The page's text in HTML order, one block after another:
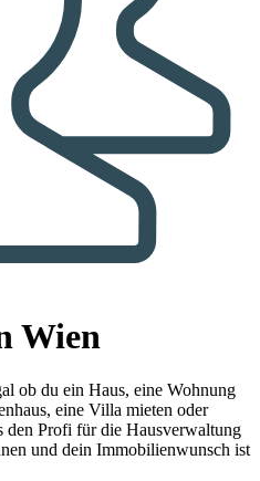
Wien
ob du ein Haus, eine Wohnung
eine Villa mieten oder
den Profi für die Hausverwaltung
und dein Immobilienwunsch ist